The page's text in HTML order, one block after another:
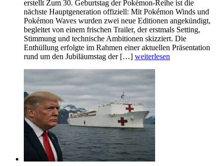
erstellt Zum 30. Geburtstag der Pokémon-Reihe ist die
nächste Hauptgeneration offiziell: Mit Pokémon Winds und
Pokémon Waves wurden zwei neue Editionen angekündigt,
begleitet von einem frischen Trailer, der erstmals Setting,
Stimmung und technische Ambitionen skizziert. Die
Enthüllung erfolgte im Rahmen einer aktuellen Präsentation
rund um den Jubiläumstag der […] weiterlesen